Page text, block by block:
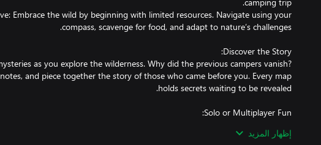
Embrace the wild by beginning with limited resources. Navigate using your
as you explore the wilderness. Why did the previous campers vanish?
and piece together the story of those who came before you. Every map
إظهار المزيد